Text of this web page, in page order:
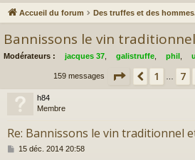
u
Accueil du forum Des truffes et des
Bannissons le vin
Modérateurs : jacques 37 galistruffe phil
159 messages Page 11 sur
1 7
h84
Membre
Re: Bannissons le vin traditionnel
M15 déc. 2014 20:58